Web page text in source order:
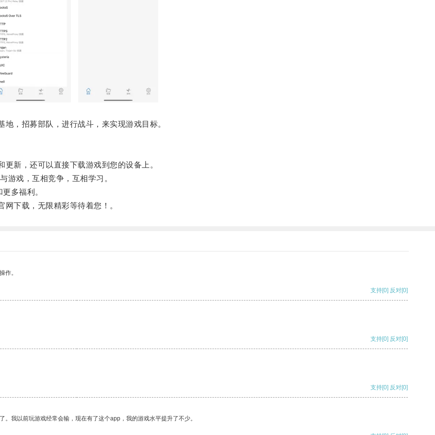
招募部队，进行战斗，来实现游戏目标。
，还可以直接下载游戏到您的设备上。
戏，互相竞争，互相学习。
多福利。
下载，无限精彩等待着您！。
作。
支持[0] 反对[0]
支持[0] 反对[0]
支持[0] 反对[0]
我以前玩游戏经常会输，现在有了这个app，我的游戏水平提升了不少。